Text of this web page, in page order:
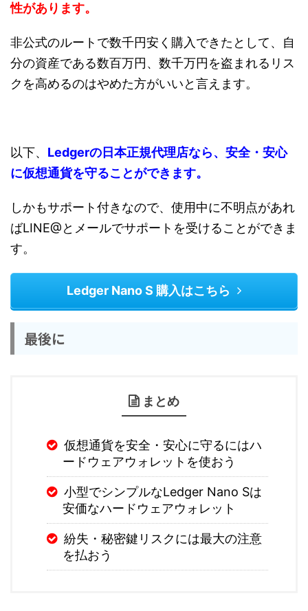
性があります。
非公式のルートで数千円安く購入できたとして、自
分の資産である数百万円、数千万円を盗まれるリス
クを高めるのはやめた方がいいと言えます。
以下、 Ledgerの日本正規代理店なら、安全・安心
に仮想通貨を守ることができます。
しかもサポート付きなので、使用中に不明点があれ
ばLINE@とメールでサポートを受けることができま
す。
Ledger Nano S 購入はこちら
最後に
まとめ
仮想通貨を安全・安心に守るにはハ
ードウェアウォレットを使おう
小型でシンプルなLedger Nano Sは
安価なハードウェアウォレット
紛失・秘密鍵リスクには最大の注意
を払おう